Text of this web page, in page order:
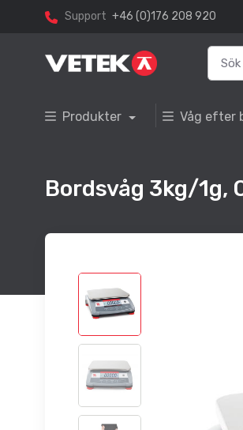
Support +46 (0)176 208 920
Produkter Våg efter
Bordsvåg 3kg/1g,